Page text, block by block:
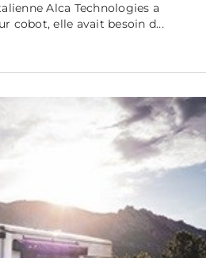
Alca Technologies a
cobot, elle avait besoin d...